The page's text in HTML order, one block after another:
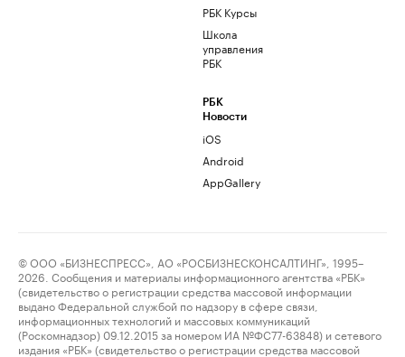
РБК Курсы
Школа
управления
РБК
РБК
Новости
iOS
Android
AppGallery
© ООО «БИЗНЕСПРЕСС», АО «РОСБИЗНЕСКОНСАЛТИНГ», 1995–
2026. Сообщения и материалы информационного агентства «РБК»
(свидетельство о регистрации средства массовой информации
выдано Федеральной службой по надзору в сфере связи,
информационных технологий и массовых коммуникаций
(Роскомнадзор) 09.12.2015 за номером ИА №ФС77-63848) и сетевого
издания «РБК» (свидетельство о регистрации средства массовой